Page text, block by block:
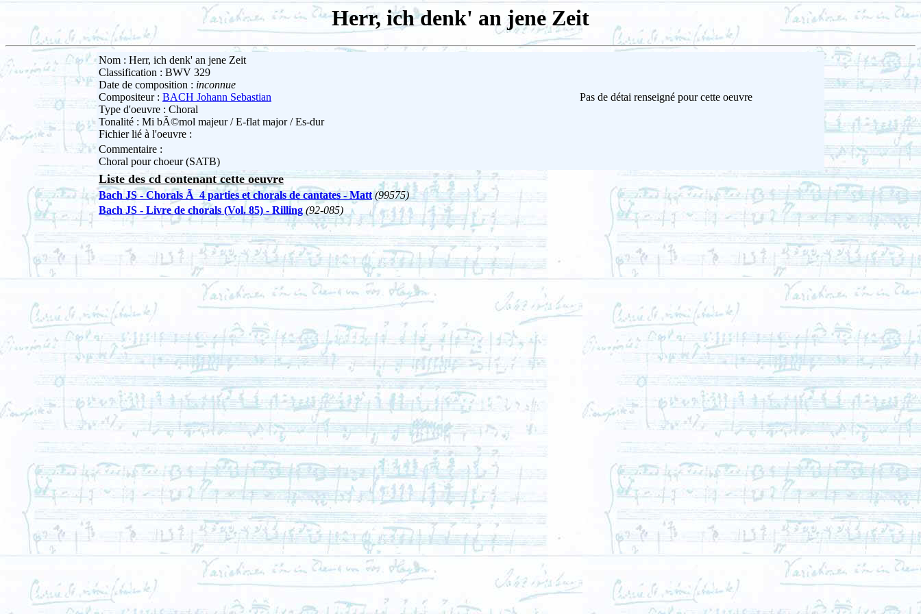
Herr, ich denk' an jene Zeit
Nom : Herr, ich denk' an jene Zeit
Classification : BWV 329
Date de composition : inconnue
Compositeur : BACH Johann Sebastian
Type d'oeuvre : Choral
Tonalité : Mi bÃ©mol majeur / E-flat major / Es-dur
Fichier lié à l'oeuvre :
Pas de détai renseigné pour cette oeuvre
Commentaire :
Choral pour choeur (SATB)
Liste des cd contenant cette oeuvre
Bach JS - Chorals Ã 4 parties et chorals de cantates - Matt (99575)
Bach JS - Livre de chorals (Vol. 85) - Rilling (92-085)